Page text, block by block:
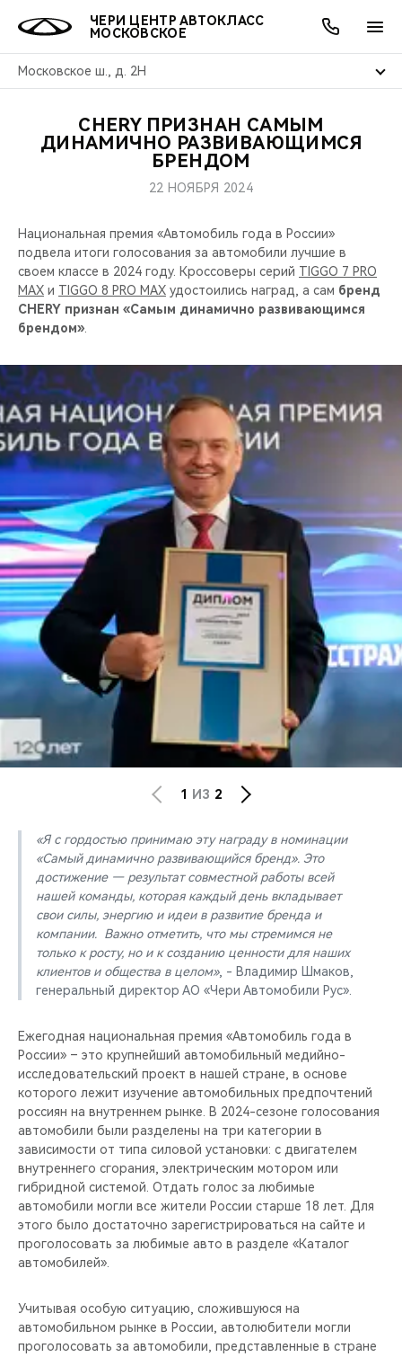
ЧЕРИ ЦЕНТР АВТОКЛАСС
МОСКОВСКОЕ
Московское ш., д. 2Н
МОДЕЛИ
КРОССОВЕРЫ
СЕДАНЫ
ПОКУПАТЕЛЯМ
ВЛАДЕЛЬЦАМ
ПОДДЕРЖКА
CHERY CONNECT
МИР CHERY
CHERY В СОЦСЕТЯХ
ЛЮДИ CHERY
CHERY REMOTE
CHERY И СПОРТ
НАШИ МЕРОПРИЯТИЯ
ВИДЕООБЗОРЫ
CHERY ДЛЯ ДЕТЕЙ
АКЦИИ
ОНЛАЙН СЕРВИСЫ
О КОМПАНИИ
CHERY ПРИЗНАН САМЫМ
ДИНАМИЧНО РАЗВИВАЮЩИМСЯ
БРЕНДОМ
22 НОЯБРЯ 2024
Национальная премия «Автомобиль года в России»
подвела итоги голосования за автомобили лучшие в
своем классе в 2024 году. Кроссоверы серий TIGGO 7 PRO
MAX и TIGGO 8 PRO MAX удостоились наград, а сам бренд
CHERY признан «Самым динамично развивающимся
брендом»
1 ИЗ 2
«Я с гордостью принимаю эту награду в номинации
«Самый динамично развивающийся бренд». Это
достижение — результат совместной работы всей
нашей команды, которая каждый день вкладывает
свои силы, энергию и идеи в развитие бренда и
компании. Важно отметить, что мы стремимся не
только к росту, но и к созданию ценности для наших
клиентов и общества в целом», - Владимир Шмаков,
генеральный директор АО «Чери Автомобили Рус».
Ежегодная национальная премия «Автомобиль года в
России» – это крупнейший автомобильный медийно-
исследовательский проект в нашей стране, в основе
которого лежит изучение автомобильных предпочтений
россиян на внутреннем рынке. В 2024-сезоне голосования
автомобили были разделены на три категории в
зависимости от типа силовой установки: с двигателем
внутреннего сгорания, электрическим мотором или
гибридной системой. Отдать голос за любимые
автомобили могли все жители России старше 18 лет. Для
этого было достаточно зарегистрироваться на сайте и
проголосовать за любимые авто в разделе «Каталог
автомобилей».
Учитывая особую ситуацию, сложившуюся на
автомобильном рынке в России, автолюбители могли
проголосовать за автомобили, представленные в стране